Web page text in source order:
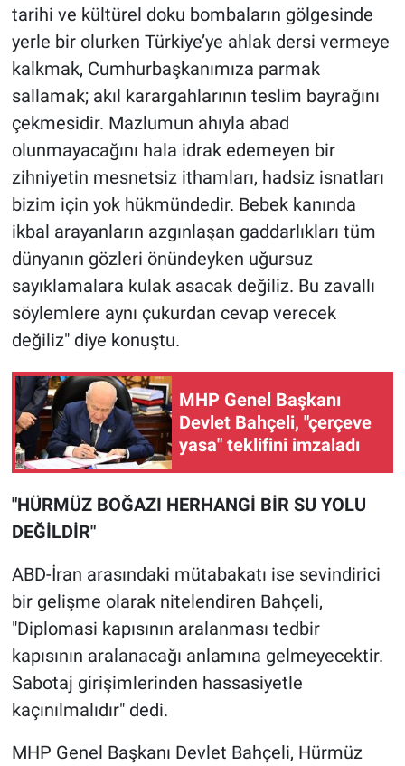
tarihi ve kültürel doku bombaların gölgesinde
yerle bir olurken Türkiye’ye ahlak dersi vermeye
kalkmak, Cumhurbaşkanımıza parmak
sallamak; akıl karargahlarının teslim bayrağını
çekmesidir. Mazlumun ahıyla abad
olunmayacağını hala idrak edemeyen bir
zihniyetin mesnetsiz ithamları, hadsiz isnatları
bizim için yok hükmündedir. Bebek kanında
ikbal arayanların azgınlaşan gaddarlıkları tüm
dünyanın gözleri önündeyken uğursuz
sayıklamalara kulak asacak değiliz. Bu zavallı
söylemlere aynı çukurdan cevap verecek
değiliz" diye konuştu.
MHP Genel Başkanı
Devlet Bahçeli, "çerçeve
yasa" teklifini imzaladı
"HÜRMÜZ BOĞAZI HERHANGİ BİR SU YOLU
DEĞİLDİR"
ABD-İran arasındaki mütabakatı ise sevindirici
bir gelişme olarak nitelendiren Bahçeli,
"Diplomasi kapısının aralanması tedbir
kapısının aralanacağı anlamına gelmeyecektir.
Sabotaj girişimlerinden hassasiyetle
kaçınılmalıdır" dedi.
MHP Genel Başkanı Devlet Bahçeli, Hürmüz